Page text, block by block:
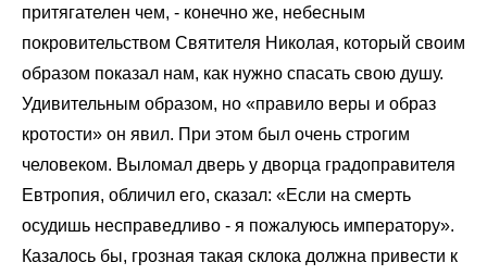
притягателен чем, - конечно же, небесным
покровительством Святителя Николая, который своим
образом показал нам, как нужно спасать свою душу.
Удивительным образом, но «правило веры и образ
кротости» он явил. При этом был очень строгим
человеком. Выломал дверь у дворца градоправителя
Евтропия, обличил его, сказал: «Если на смерть
осудишь несправедливо - я пожалуюсь императору».
Казалось бы, грозная такая склока должна привести к